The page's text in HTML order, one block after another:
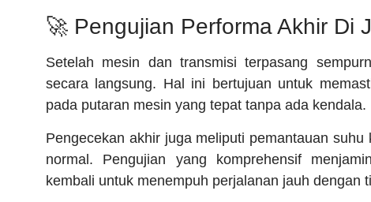
🚀 Pengujian Performa Akhir Di
Setelah mesin dan transmisi terpasang
secara langsung. Hal ini bertujuan untuk
pada putaran mesin yang tepat tanpa ada kendala.
Pengecekan akhir juga meliputi pemantauan
normal. Pengujian yang komprehensif
kembali untuk menempuh perjalanan jauh dengan